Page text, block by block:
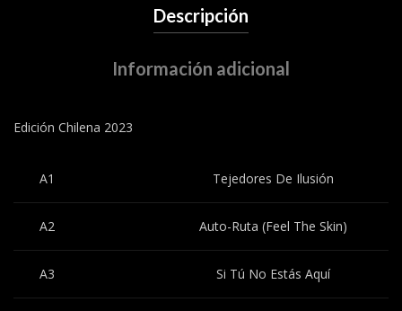
Descripción
Información adicional
Edición Chilena 2023
A1 Tejedores De Ilusión
A2 Auto-Ruta (Feel The Skin)
A3 Si Tú No Estás Aquí